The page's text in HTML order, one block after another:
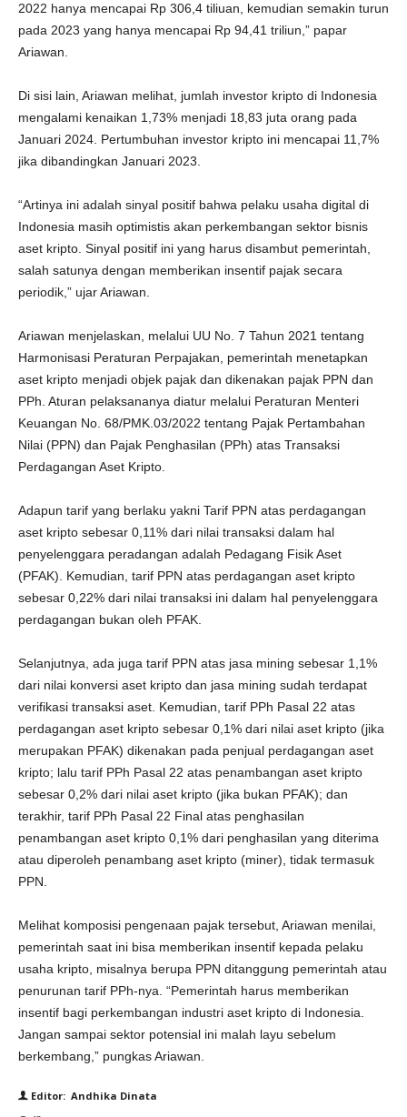
2022 hanya mencapai Rp 306,4 tiliuan, kemudian semakin turun
pada 2023 yang hanya mencapai Rp 94,41 triliun,” papar
Ariawan.
Di sisi lain, Ariawan melihat, jumlah investor kripto di Indonesia
mengalami kenaikan 1,73% menjadi 18,83 juta orang pada
Januari 2024. Pertumbuhan investor kripto ini mencapai 11,7%
jika dibandingkan Januari 2023.
“Artinya ini adalah sinyal positif bahwa pelaku usaha digital di
Indonesia masih optimistis akan perkembangan sektor bisnis
aset kripto. Sinyal positif ini yang harus disambut pemerintah,
salah satunya dengan memberikan insentif pajak secara
periodik,” ujar Ariawan.
Ariawan menjelaskan, melalui UU No. 7 Tahun 2021 tentang
Harmonisasi Peraturan Perpajakan, pemerintah menetapkan
aset kripto menjadi objek pajak dan dikenakan pajak PPN dan
PPh. Aturan pelaksananya diatur melalui Peraturan Menteri
Keuangan No. 68/PMK.03/2022 tentang Pajak Pertambahan
Nilai (PPN) dan Pajak Penghasilan (PPh) atas Transaksi
Perdagangan Aset Kripto.
Adapun tarif yang berlaku yakni Tarif PPN atas perdagangan
aset kripto sebesar 0,11% dari nilai transaksi dalam hal
penyelenggara peradangan adalah Pedagang Fisik Aset
(PFAK). Kemudian, tarif PPN atas perdagangan aset kripto
sebesar 0,22% dari nilai transaksi ini dalam hal penyelenggara
perdagangan bukan oleh PFAK.
Selanjutnya, ada juga tarif PPN atas jasa mining sebesar 1,1%
dari nilai konversi aset kripto dan jasa mining sudah terdapat
verifikasi transaksi aset. Kemudian, tarif PPh Pasal 22 atas
perdagangan aset kripto sebesar 0,1% dari nilai aset kripto (jika
merupakan PFAK) dikenakan pada penjual perdagangan aset
kripto; lalu tarif PPh Pasal 22 atas penambangan aset kripto
sebesar 0,2% dari nilai aset kripto (jika bukan PFAK); dan
terakhir, tarif PPh Pasal 22 Final atas penghasilan
penambangan aset kripto 0,1% dari penghasilan yang diterima
atau diperoleh penambang aset kripto (miner), tidak termasuk
PPN.
Melihat komposisi pengenaan pajak tersebut, Ariawan menilai,
pemerintah saat ini bisa memberikan insentif kepada pelaku
usaha kripto, misalnya berupa PPN ditanggung pemerintah atau
penurunan tarif PPh-nya. “Pemerintah harus memberikan
insentif bagi perkembangan industri aset kripto di Indonesia.
Jangan sampai sektor potensial ini malah layu sebelum
berkembang,” pungkas Ariawan.
Editor: Andhika Dinata